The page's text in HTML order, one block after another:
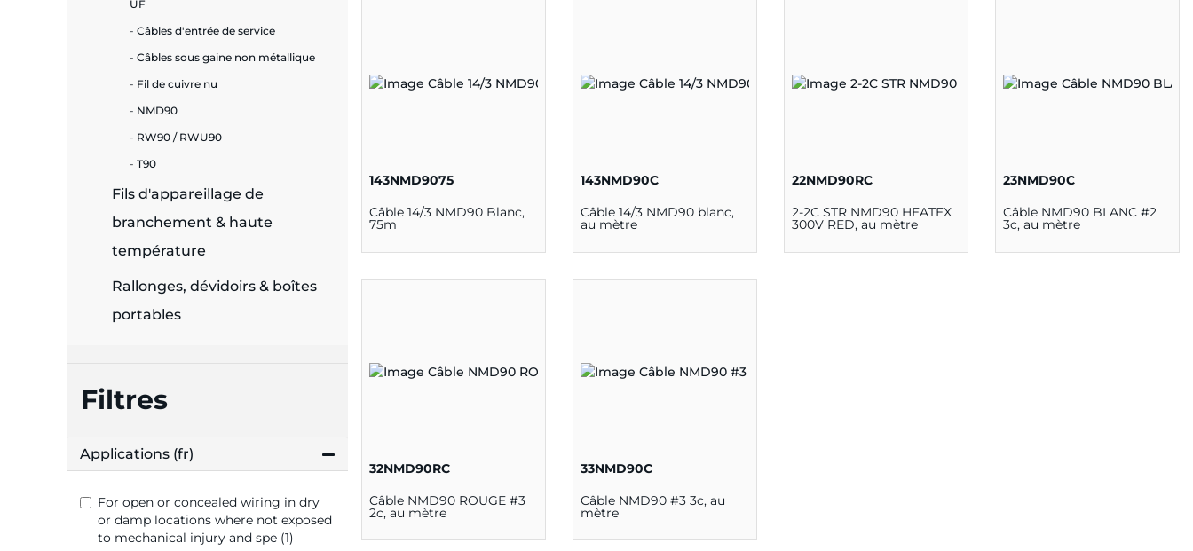
UF
Câbles d'entrée de service
Câbles sous gaine non métallique
Fil de cuivre nu
NMD90
RW90 / RWU90
T90
Fils d'appareillage de
branchement & haute
température
Rallonges, dévidoirs & boîtes
portables
Filtres
Applications (fr)
For open or concealed wiring in dry
or damp locations where not exposed
to mechanical injury and spe (1)
143NMD9075
Câble 14/3 NMD90 Blanc,
75m
143NMD90C
Câble 14/3 NMD90 blanc,
au mètre
22NMD90RC
2-2C STR NMD90 HEATEX
300V RED, au mètre
23NMD90C
Câble NMD90 BLANC #2
3c, au mètre
32NMD90RC
Câble NMD90 ROUGE #3
2c, au mètre
33NMD90C
Câble NMD90 #3 3c, au
mètre